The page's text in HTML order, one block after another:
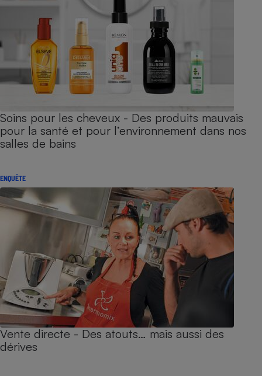
Soins pour les cheveux - Des produits mauvais
pour la santé et pour l’environnement dans nos
salles de bains
ENQUÊTE
Vente directe - Des atouts… mais aussi des
dérives